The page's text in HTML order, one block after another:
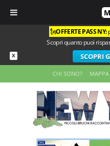
X
🗽OFFERTE PASS NY:
Scopri quanto puoi
SCOPRI
CHI SONO?